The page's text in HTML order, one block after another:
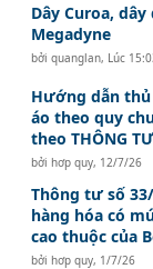
Dây Curoa,
Megadyne
bởiquanglan, Lúc
Hướng dẫn
áo theo quy
theo THÔNG
bởihơp quy, 12/7/26
Thông tư số
hàng hóa có
cao thuộc của
bởihơp quy, 1/7/26